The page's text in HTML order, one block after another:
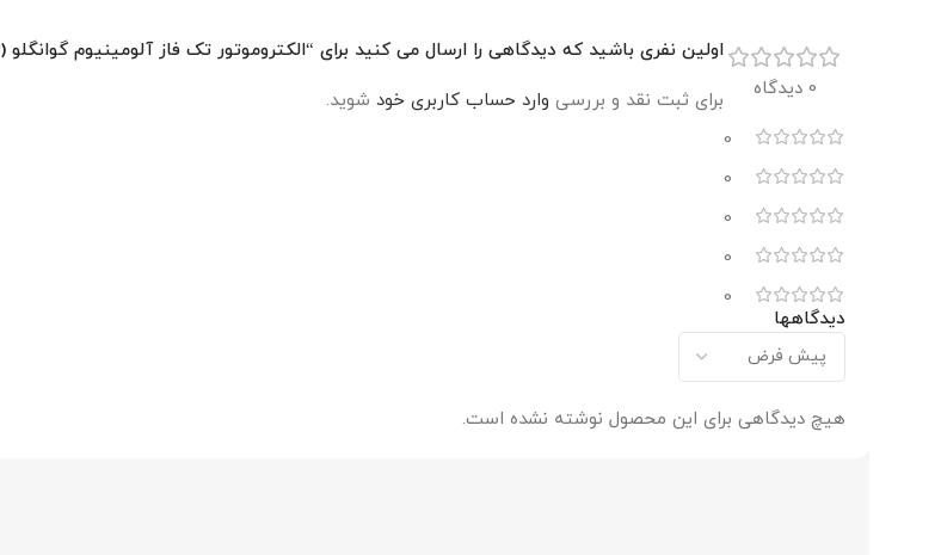
0 دیدگاه
0
0
0
0
0
دیدگاهها
هیچ دیدگاهی برای این محصول نوشته نشده است.
اولین نفری باشید که دیدگاهی را ارسال می کنید برای “الکتروموتور تک فاز آلومینیوم گوانگلو (3 اسب – 2.2 کیلووات – 1500 دور)”
برای ثبت نقد و بررسی وارد حساب کاربری خود شوید.